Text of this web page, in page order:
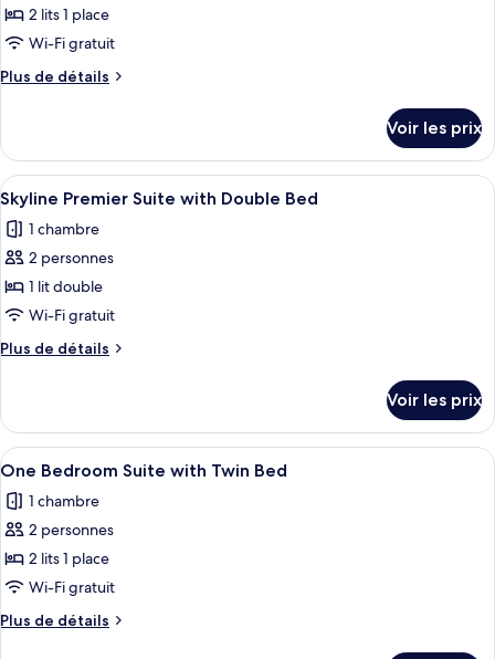
Double
Bed
pour
ce
type
de
Skyline
Premier
Suite
with
Twin
Bed
2 lits 1 place
Wi-Fi gratuit
Plus de détails
Plus
le
type
de
chambre
Skyline
Premier
with
Twin
Voir les prix
Afficher
toutes
les
photos
pour
ce
type
de
Skyline
Premier
Suite
with
Double
Bed
Literie de qualité supérieure, couette
4
Skyline Premier Suite with Double Bed
1 chambre
2 personnes
1 lit double
Wi-Fi gratuit
Plus de détails
Plus
le
type
de
Skyline
Premier
with
Double
Voir les prix
Afficher
toutes
les
photos
pour
ce
type
de
Literie de qualité supérieure, couette
7
One Bedroom Suite with Twin Bed
1 chambre
2 personnes
2 lits 1 place
Wi-Fi gratuit
Plus de détails
Plus